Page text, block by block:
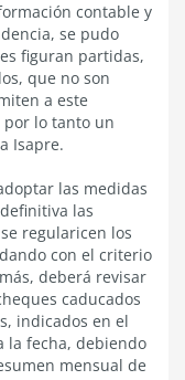
contable y
se pudo
figuran partidas,
que no son
a este
por lo tanto un
Isapre.
las medidas
las
regularicen los
con el criterio
deberá revisar
caducados
indicados en el
la fecha, debiendo
mensual de